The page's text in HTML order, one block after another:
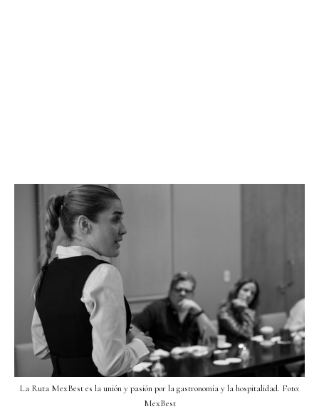
La Ruta MexBest es la unión y pasión por la gastronomía y la hospitalidad. Foto:
MexBest